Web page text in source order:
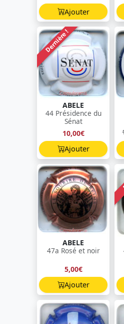
Ajouter
Dernière !
ABELE
44 Présidence du
Sénat
10,00€
Ajouter
ABELE
47a Rosé et noir
5,00€
Ajouter